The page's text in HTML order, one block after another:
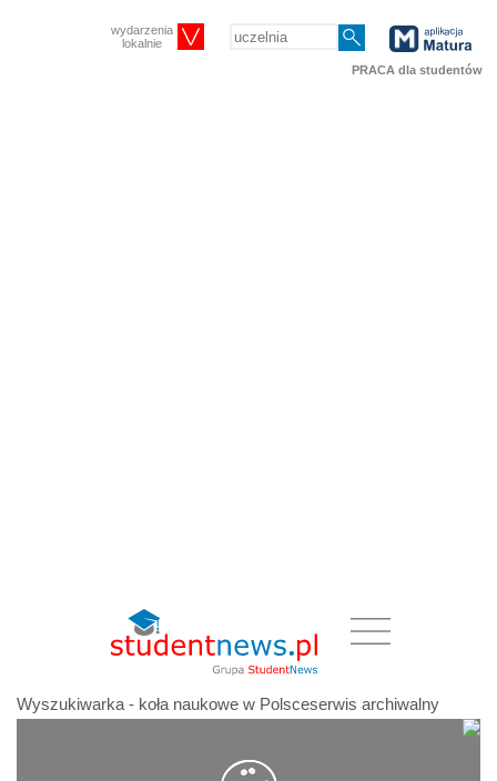
wydarzenia
lokalnie
PRACA dla studentów
Wyszukiwarka - koła naukowe w Polsceserwis archiwalny